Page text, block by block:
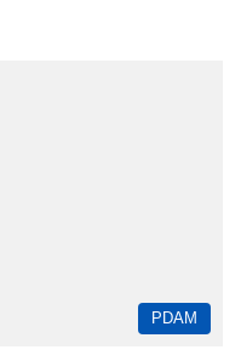
PDAM